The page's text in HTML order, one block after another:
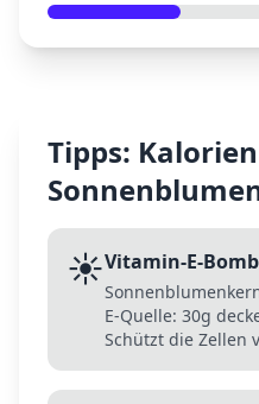
Tipps:
☀️Vitamin-E-
E-Quelle: 30g
Schützt die Zellen